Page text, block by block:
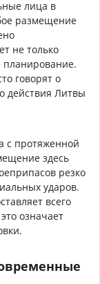
лица в
размещение
не только
планирование.
говорят о
действия Литвы
с протяженной
здесь
резко
ударов.
всего
означает